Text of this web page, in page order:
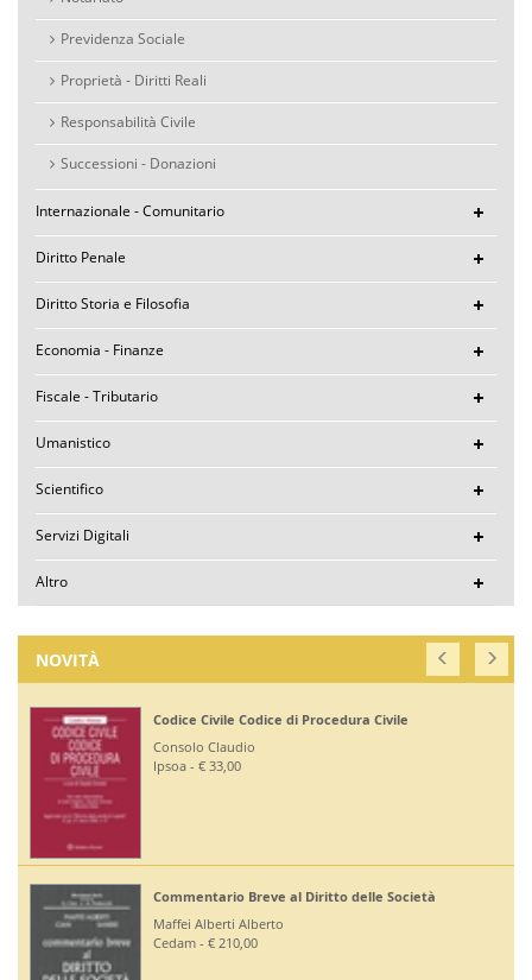
Previdenza Sociale
Proprietà - Diritti Reali
Responsabilità Civile
Successioni - Donazioni
Internazionale - Comunitario
Diritto Penale
Diritto Storia e Filosofia
Economia - Finanze
Fiscale - Tributario
Umanistico
Scientifico
Servizi Digitali
Altro
NOVITÀ
Codice Civile Codice di Procedura Civile
Consolo Claudio
Ipsoa - € 33,00
Commentario Breve al Diritto delle Società
Maffei Alberti Alberto
Cedam - € 210,00